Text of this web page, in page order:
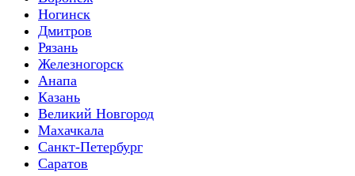
Ногинск
Дмитров
Рязань
Железногорск
Анапа
Казань
Великий Новгород
Махачкала
Санкт-Петербург
Саратов